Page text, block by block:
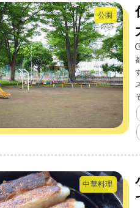
公園
中華料理